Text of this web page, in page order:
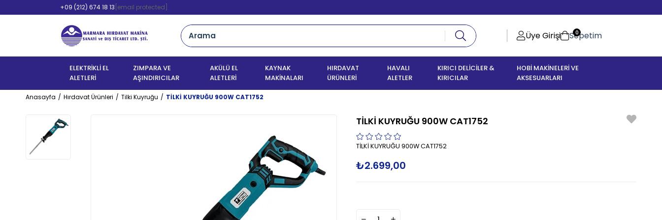
+09 (212) 674 18 13 [email protected]
Üye Girişi Sepetim
0
ELEKTRİKLİ EL
ALETLERİ
ZIMPARA VE
AŞINDIRICILAR
AKÜLÜ EL
ALETLERİ
KAYNAK
MAKİNALARI
HIRDAVAT
ÜRÜNLERİ
HAVALI
ALETLER
KIRICI DELİCİLER &
KIRICILAR
HOBİ MAKİNELERİ VE
AKSESUARLARI
Anasayfa Hırdavat Ürünleri Tilki Kuyruğu TİLKİ KUYRUĞU 900W CAT1752
TİLKİ KUYRUĞU 900W CAT1752
TİLKİ KUYRUĞU 900W CAT1752
₺2.699,00